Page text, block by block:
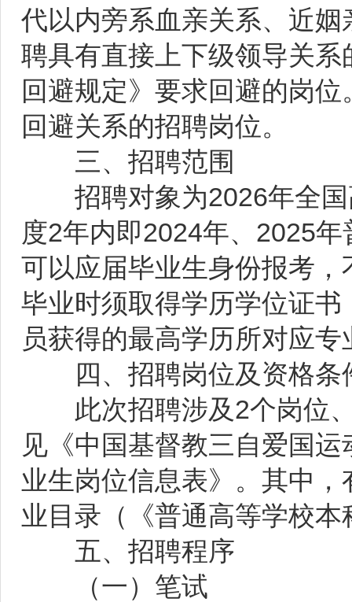
代以内旁系血亲关系、近
聘具有直接上下级领导关
回避规定》要求回避的岗
回避关系的招聘岗位。
三、招聘范围
招聘对象为2026年全国
度2年内即2024年、2025
可以应届毕业生身份报考
毕业时须取得学历学位证
员获得的最高学历所对应专
四、招聘岗位及资格条
此次招聘涉及2个岗位、
见《中国基督教三自爱国
业生岗位信息表》。其中
业目录（《普通高等学校
五、招聘程序
（一）笔试